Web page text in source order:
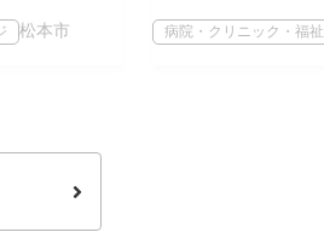
松本市 病院・クリニック・福祉